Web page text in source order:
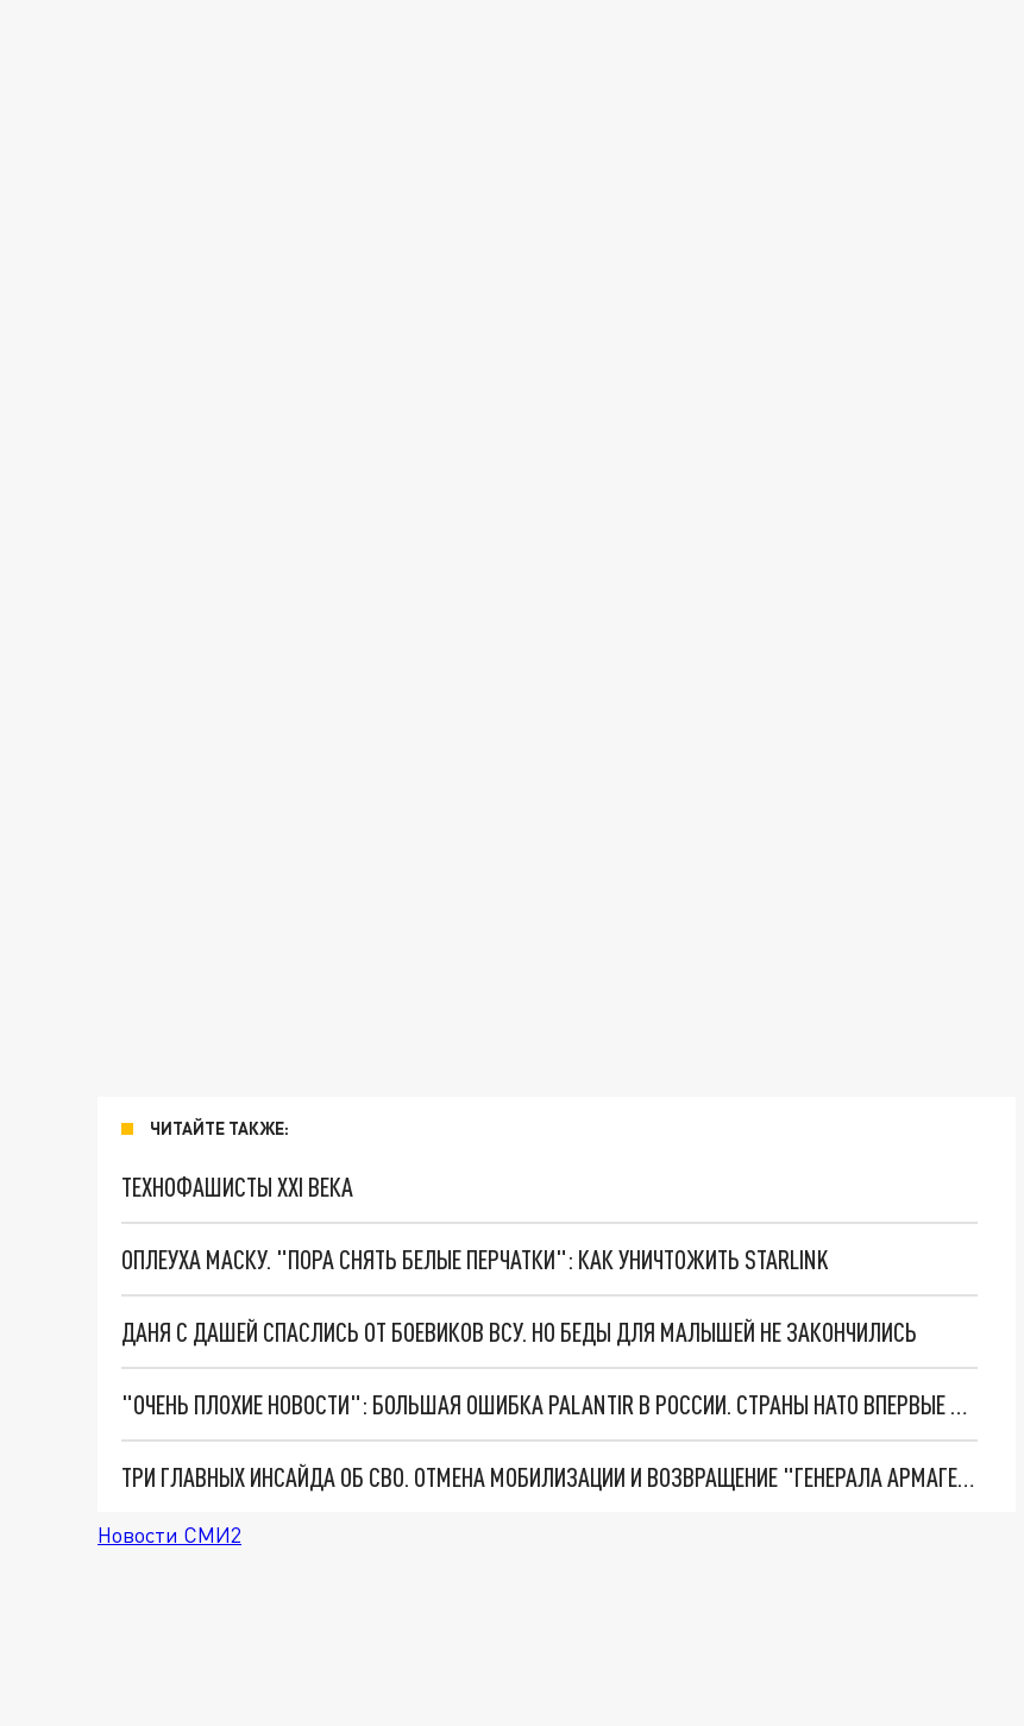
ЧИТАЙТЕ ТАКЖЕ:
ТЕХНОФАШИСТЫ XXI ВЕКА
ОПЛЕУХА МАСКУ. "ПОРА СНЯТЬ БЕЛЫЕ ПЕРЧАТКИ": КАК УНИЧТОЖИТЬ STARLINK
ДАНЯ С ДАШЕЙ СПАСЛИСЬ ОТ БОЕВИКОВ ВСУ. НО БЕДЫ ДЛЯ МАЛЫШЕЙ НЕ ЗАКОНЧИЛИСЬ
"ОЧЕНЬ ПЛОХИЕ НОВОСТИ": БОЛЬШАЯ ОШИБКА PALANTIR В РОССИИ. СТРАНЫ НАТО ВПЕРВЫЕ ЗА СВО ОСТАНОВИЛИ ПОСТАВКИ ОРУЖИЯ. ВСУ ТЕРЯЮТ ПРИГРАНИЧЬЕ?
ТРИ ГЛАВНЫХ ИНСАЙДА ОБ СВО. ОТМЕНА МОБИЛИЗАЦИИ И ВОЗВРАЩЕНИЕ "ГЕНЕРАЛА АРМАГЕДДОНА"? ОТЛИЧНЫЕ НОВОСТИ, КОТОРЫЕ ЖДАЛИ ВСЕ
Новости СМИ2